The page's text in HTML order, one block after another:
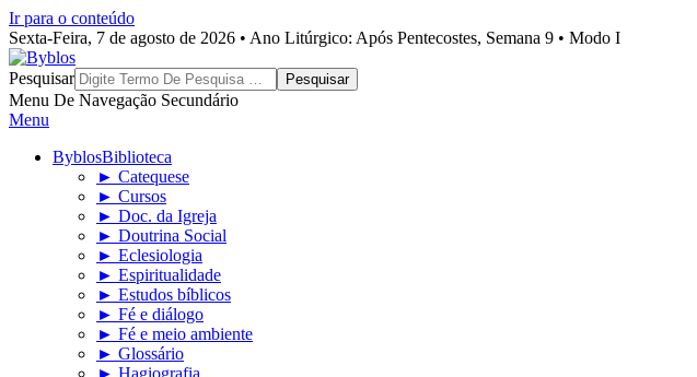
Ir para o conteúdo
Sexta-Feira, 7 de agosto de 2026 • Ano Litúrgico: Após Pentecostes, Semana 9 • Modo I
Byblos
Pesquisar
Menu De Navegação Secundário
Menu
ByblosBiblioteca
► Catequese
► Cursos
► Doc. da Igreja
► Doutrina Social
► Eclesiologia
► Espiritualidade
► Estudos bíblicos
► Fé e diálogo
► Fé e meio ambiente
► Glossário
► Hagiografia